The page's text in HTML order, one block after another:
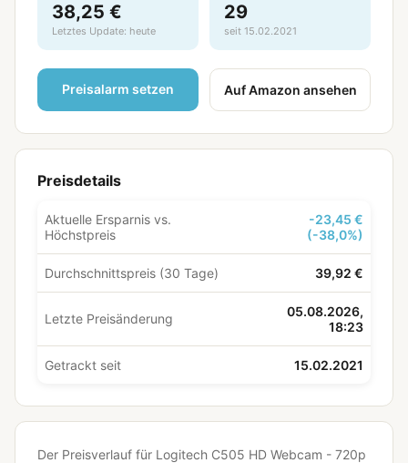
38,25 €
Letztes Update: heute
29
seit 15.02.2021
Preisalarm setzen Auf Amazon ansehen
Preisdetails
Aktuelle Ersparnis vs.
Höchstpreis
-23,45 €
(-38,0%)
Durchschnittspreis (30 Tage) 39,92 €
Letzte Preisänderung
05.08.2026,
18:23
Getrackt seit 15.02.2021
Der Preisverlauf für Logitech C505 HD Webcam - 720p